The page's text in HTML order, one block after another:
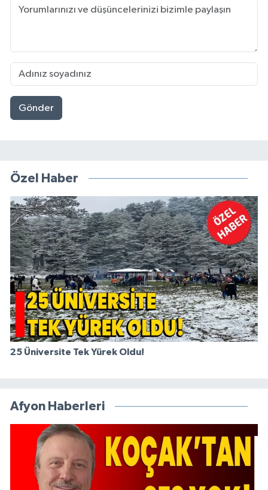
Gönder
Özel Haber
25 Üniversite Tek Yürek Oldu!
Afyon Haberleri